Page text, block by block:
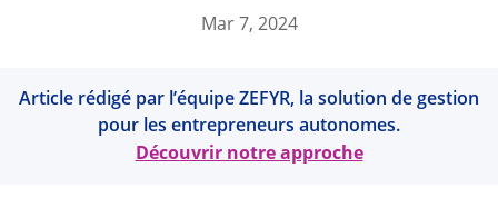
Mar 7, 2024
Article rédigé par l’équipe ZEFYR, la solution de gestion
pour les entrepreneurs autonomes.
Découvrir notre approche